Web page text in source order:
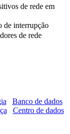
de rede em
de interrupção
de rede
Banco de dados
Centro de dados